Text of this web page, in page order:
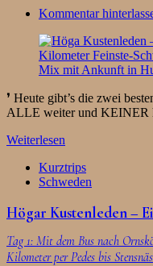
Kommentar
❜ Heute gibt’s die zwei
ALLE weiter und KEINER
Weiterlesen
Kurztrips
Schweden
Högar Kustenleden –
Tag 1: Mit dem Bus nach
Kilometer per Pedes bis Stensnäs